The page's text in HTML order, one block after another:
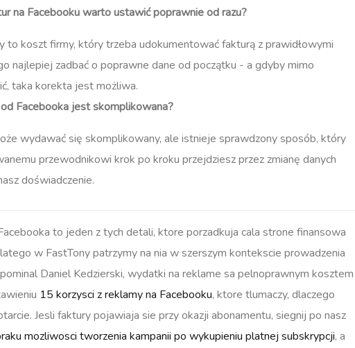
na Facebooku warto ustawić poprawnie od razu?
to koszt firmy, który trzeba udokumentować fakturą z prawidłowymi
najlepiej zadbać o poprawne dane od początku - a gdyby mimo
taka korekta jest możliwa.
Facebooka jest skomplikowana?
wydawać się skomplikowany, ale istnieje sprawdzony sposób, który
przewodnikowi krok po kroku przejdziesz przez zmianę danych
doświadczenie.
to jeden z tych detali, ktore porzadkuja cala strone finansowa
w FastTony patrzymy na nia w szerszym kontekscie prowadzenia
Daniel Kedzierski, wydatki na reklame sa pelnoprawnym kosztem
15 korzysci z reklamy na Facebooku, ktore tlumaczy, dlaczego
Jesli faktury pojawiaja sie przy okazji abonamentu, siegnij po nasz
mozliwosci tworzenia kampanii po wykupieniu platnej subskrypcji, a